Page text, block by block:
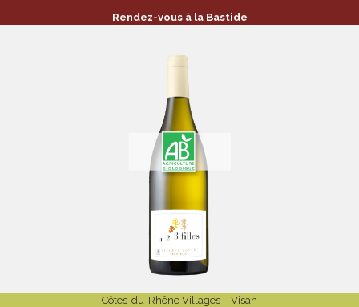
Rendez-vous à la Bastide
Côtes-du-Rhône Villages – Visan